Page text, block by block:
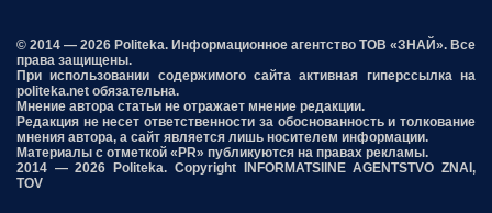
© 2014 — 2026 Politeka. Информационное агентство ТОВ «ЗНАЙ». Все
права защищены.
При использовании содержимого сайта активная гиперссылка на
politeka.net обязательна.
Мнение автора статьи не отражает мнение редакции.
Редакция не несет ответственности за обоснованность и толкование
мнения автора, а сайт является лишь носителем информации.
Материалы с отметкой «PR» публикуются на правах рекламы.
2014 — 2026 Politeka. Copyright INFORMATSIINE AGENTSTVO ZNAI,
TOV